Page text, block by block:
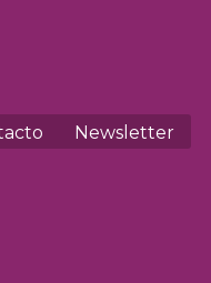
Newsletter